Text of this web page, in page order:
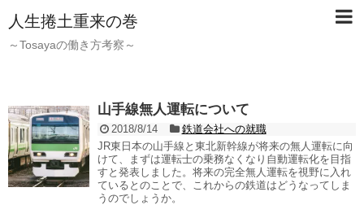
人生捲土重来の巻
～Tosayaの働き方考察～
山手線無人運転について
2018/8/14
鉄道会社への就職
JR東日本の山手線と東北新幹線が将来の無人運転に向
けて、まずは運転士の乗務なくなり自動運転化を目指
すと発表しました。将来の完全無人運転を視野に入れ
ているとのことで、これからの鉄道はどうなってしま
うのでしょうか。